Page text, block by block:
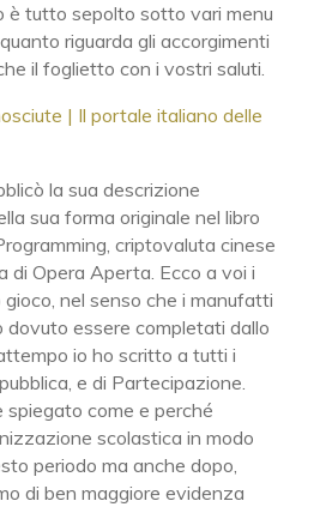
è tutto sepolto sotto vari menu
riguarda gli accorgimenti
il foglietto con i vostri saluti.
| Il portale italiano delle
la sua descrizione
sua forma originale nel libro
criptovaluta cinese
di Opera Aperta. Ecco a voi i
nel senso che i manufatti
essere completati dallo
io ho scritto a tutti i
e di Partecipazione.
spiegato come e perché
scolastica in modo
periodo ma anche dopo,
di ben maggiore evidenza